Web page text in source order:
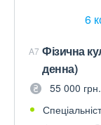
6
A7 Фізична
денна)
55 000